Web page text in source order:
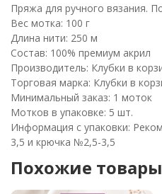
Пряжа для ручного вязания.
Вес мотка: 100 г
Длина нити: 250 м
Состав: 100% премиум акрил
Производитель: Клубки в
Торговая марка: Клубки в
Минимальный заказ: 1 моток
Мотков в упаковке: 5 шт.
Информация с упаковки:
3,5 и крючка №2,5-3,5
Похожие товары